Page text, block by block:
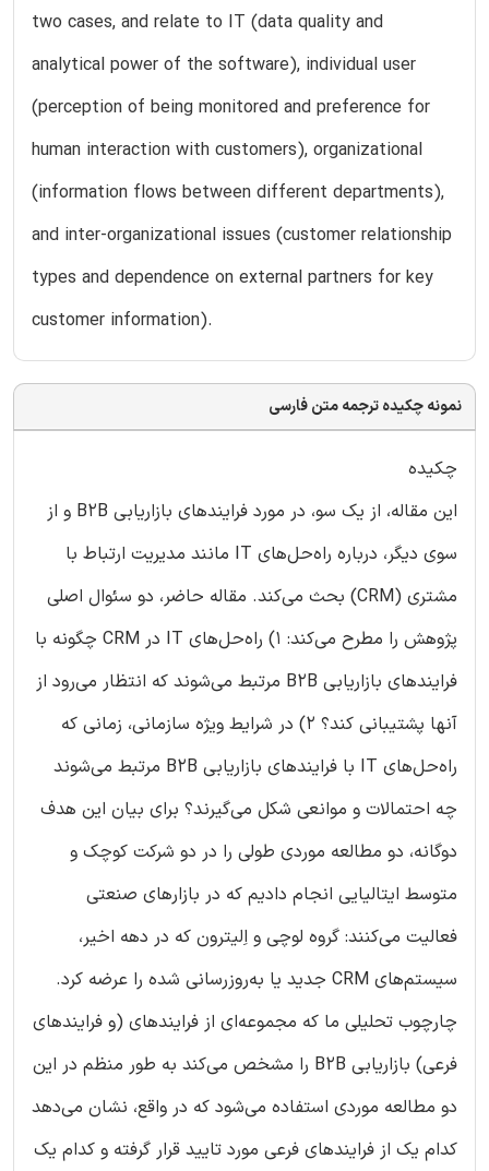
two cases, and relate to IT (data quality and
analytical power of the software), individual user
(perception of being monitored and preference for
human interaction with customers), organizational
(information flows between different departments),
and inter-organizational issues (customer relationship
types and dependence on external partners for key
customer information).
نمونه چکیده ترجمه متن فارسی
چکیده
این مقاله، از یک سو، در مورد فرایندهای بازاریابی B2B و از
سوی دیگر، درباره راه‌حل‌های IT مانند مدیریت ارتباط با
مشتری (CRM) بحث می‌کند. مقاله حاضر، دو سئوال اصلی
پژوهش را مطرح می‌کند: 1) راه‌حل‌های IT در CRM چگونه با
فرایندهای بازاریابی B2B مرتبط می‌شوند که انتظار می‌رود از
آنها پشتیبانی کند؟ 2) در شرایط ویژه سازمانی، زمانی که
راه‌حل‌های IT با فرایندهای بازاریابی B2B مرتبط می‌شوند
چه احتمالات و موانعی شکل می‌گیرند؟ برای بیان این هدف
دوگانه، دو مطالعه موردی طولی را در دو شرکت کوچک و
متوسط ایتالیایی انجام دادیم که در بازارهای صنعتی
فعالیت می‌کنند: گروه لوچی و اِلیترون که در دهه اخیر،
سیستم‌های CRM جدید یا به‌روزرسانی شده را عرضه کرد.
چارچوب تحلیلی ما که مجموعه‌ای از فرایندهای (و فرایندهای
فرعی) بازاریابی B2B را مشخص می‌کند به طور منظم در این
دو مطالعه موردی استفاده می‌شود که در واقع، نشان می‌دهد
کدام یک از فرایندهای فرعی مورد تایید قرار گرفته و کدام یک